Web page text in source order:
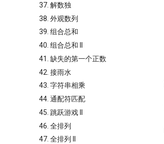
37. 解数独
38. 外观数列
39. 组合总和
40. 组合总和 II
41. 缺失的第一个正数
42. 接雨水
43. 字符串相乘
44. 通配符匹配
45. 跳跃游戏 II
46. 全排列
47. 全排列 II